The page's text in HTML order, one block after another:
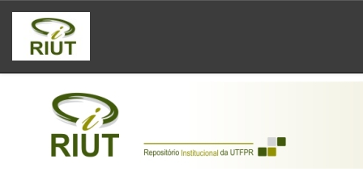
Skip
navigation